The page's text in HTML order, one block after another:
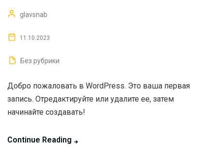
glavsnab
11.10.2023
Без рубрики
Добро пожаловать в WordPress. Это ваша первая
запись. Отредактируйте или удалите ее, затем
начинайте создавать!
Continue Reading